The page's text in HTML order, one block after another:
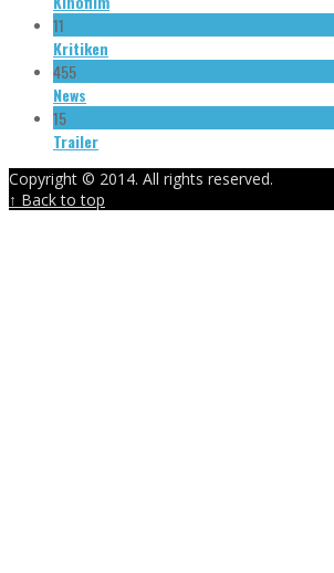
11
Kritiken
455
News
15
Trailer
Copyright © 2014. All rights reserved.
↑ Back to top